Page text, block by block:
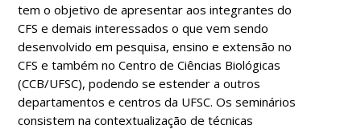
tem o objetivo de apresentar aos integrantes do
CFS e demais interessados o que vem sendo
desenvolvido em pesquisa, ensino e extensão no
CFS e também no Centro de Ciências Biológicas
(CCB/UFSC), podendo se estender a outros
departamentos e centros da UFSC. Os seminários
consistem na contextualização de técnicas